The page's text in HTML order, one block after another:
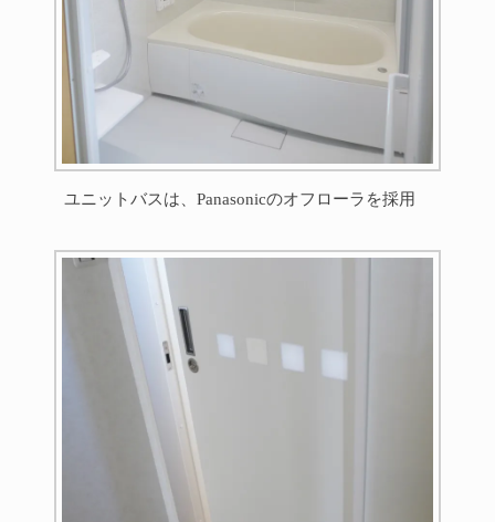
ユニットバスは、Panasonicのオフローラを採用